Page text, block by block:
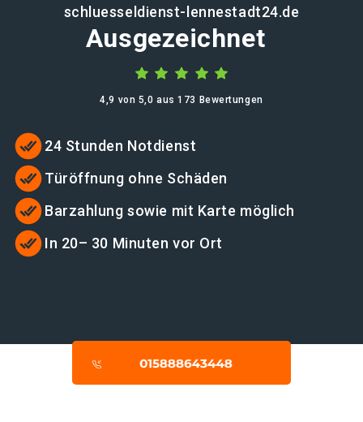
schluesseldienst-lennestadt24.de
Ausgezeichnet
4,9 von 5,0 aus 173 Bewertungen
24 Stunden Notdienst
Türöffnung ohne Schäden
Barzahlung sowie mit Karte möglich
In 20– 30 Minuten vor Ort